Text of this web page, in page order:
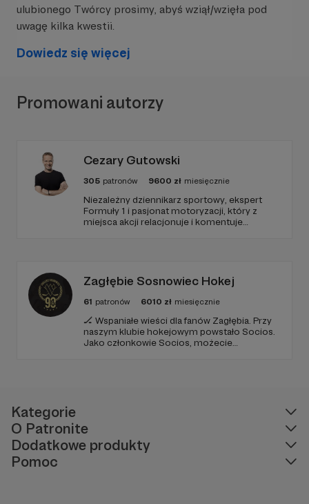
Jeśli ktoś chce i może wesprzeć mój wyścigowy
budżet (i MOJA PASJĘ), będę ogromnie
wdzięczny ❤️
➡️ Możesz zostaćPatronemmojej wyścigowej
przygody. Wystarczy, żewybierzesz kwotę,
którą chcesz mnie wspierać co miesiąc, przez
dowolny czas(patrz: Progi wsparcia na górze
profile: Mati Dragan
➡️ Powiedz o mnie partnerom biznesowym.
W wywiadzie dla Speedwaynews, do którego
ulubionego Twórcy prosimy, abyś wziął/wzięła pod
uwagę kilka kwestii.
Dowiedz się więcej
Promowani autorzy
Cezary Gutowski
305 patronów 9600 zł miesięcznie
Niezależny dziennikarz sportowy, ekspert
Formuły 1 i pasjonat motoryzacji, który z
miejsca akcji relacjonuje i komentuje
najwyższym poziomie.
Zagłębie Sosnowiec Hokej
61 patronów 6010 zł miesięcznie
🏒 Wspaniałe wieści dla fanów Zagłębia. Przy
naszym klubie hokejowym powstało Socios.
Jako członkowie Socios, możecie
Kategorie
O Patronite
Dodatkowe produkty
Pomoc